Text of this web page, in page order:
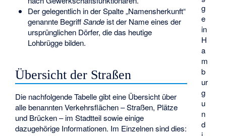
g
e
in
H
a
m
b
ur
g
u
n
d
Der gelegentlich in der Spalte „Namensherkunft“
genannte BegriffSandeist der Name eines der
ursprünglichen Dörfer, die das heutige
Lohbrügge bilden.
Übersicht der Straßen
Die nachfolgende Tabelle gibt eine Übersicht über
alle benannten Verkehrsflächen – Straßen, Plätze
und Brücken – im Stadtteil sowie einige
dazugehörige Informationen. Im Einzelnen sind dies: